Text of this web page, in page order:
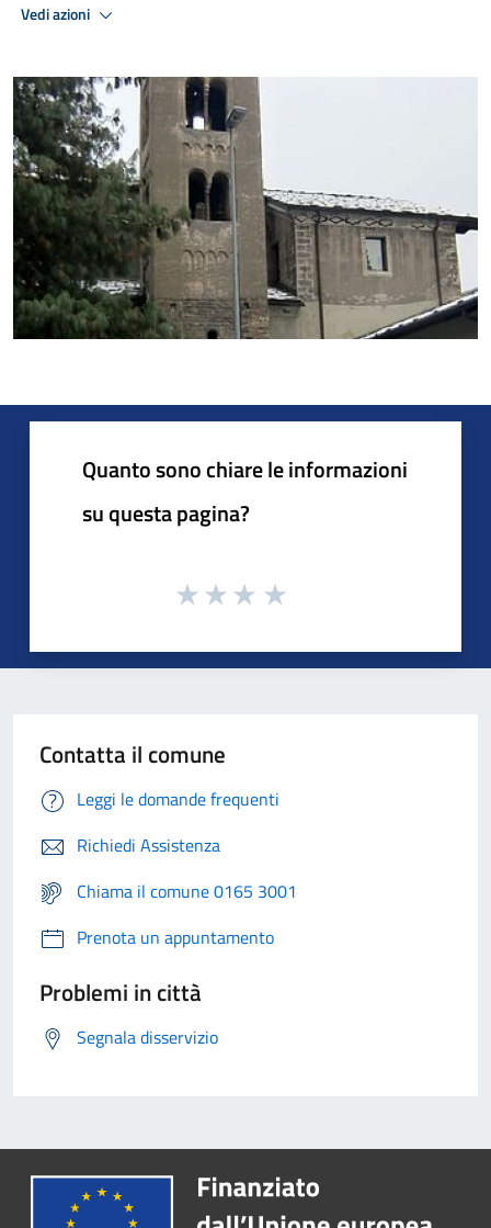
Vedi azioni
Quanto sono chiare le informazioni
su questa pagina?
Contatta il comune
Leggi le domande frequenti
Richiedi Assistenza
Chiama il comune 0165 3001
Prenota un appuntamento
Problemi in città
Segnala disservizio